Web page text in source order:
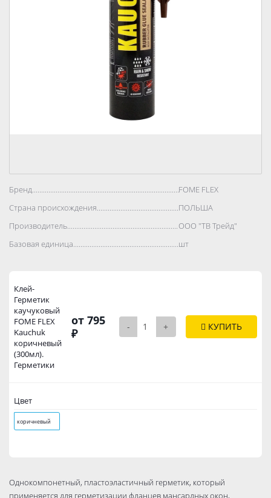
Бренд..................................................................................FOME FLEX
Страна происхождения..................................................................................
ПОЛЬША
Производитель..................................................................................
ООО "ТВ Трейд"
Базовая единица..................................................................................
шт
Клей-
Герметик
каучуковый
FOME FLEX
Kauchuk
коричневый
(300мл).
Герметики
от 795
₽
- + КУПИТЬ
Цвет
коричневый
Однокомпонетный, пластоэластичный герметик, который
применяется для герметизации фланцев мансардных окон,